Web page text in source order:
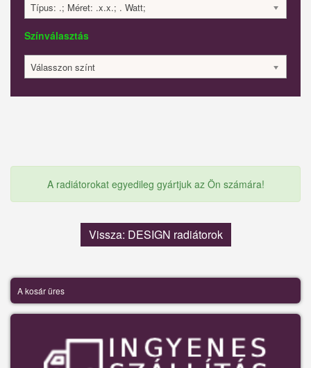
Típus: .; Méret: .x.x.; . Watt;
Színválasztás
Válasszon színt
A radiátorokat egyedileg gyártjuk az Ön számára!
Vissza: DESIGN radiátorok
A kosár üres